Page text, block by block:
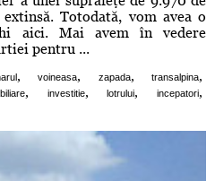
Totodată, vom avea o
aici. Mai avem în vedere
pentru ...
, voineasa, zapada, transalpina,
, investitie, lotrului, incepatori,